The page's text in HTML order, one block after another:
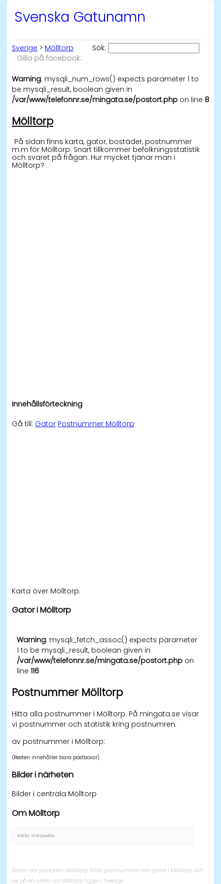
Svenska Gatunamn
Sverige > Mölltorp
Sök:
Gilla på facebook:
Warning: mysqli_num_rows() expects parameter 1 to
be mysqli_result, boolean given in
/var/www/telefonnr.se/mingata.se/postort.php on line 8
Mölltorp
På sidan finns karta, gator, bostäder, postnummer
m.m för Mölltorp. Snart tillkommer befolkningsstatistik
och svaret på frågan: Hur mycket tjänar man i
Mölltorp?
Innehållsförteckning
Gå till: Gator Postnummer Mölltorp
Karta över Mölltorp.
Gator i Mölltorp
Warning: mysqli_fetch_assoc() expects parameter
1 to be mysqli_result, boolean given in
/var/www/telefonnr.se/mingata.se/postort.php on
line 116
Postnummer Mölltorp
Hitta alla postnummer i Mölltorp. På mingata.se visar
vi postnummer och statistik kring postnumren.
av postnummer i Mölltorp:
(Resten innehåller bara postboxar)
Bilder i närheten
Bilder i centrala Mölltorp
Om Mölltorp
Källa: Wikipedia
Sidan om postorten Mölltorp. Hitta postnummer och gator i Mölltorp och
se på en karta var Mölltorp ligger i Sverige.